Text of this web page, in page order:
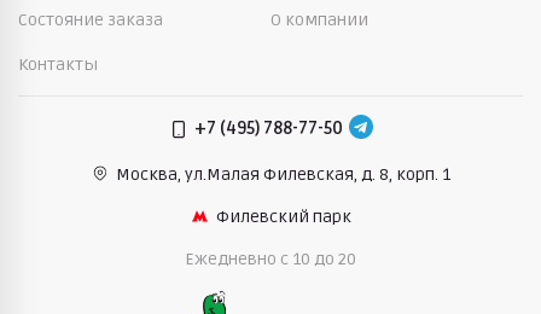
Состояние заказа О компании
Контакты
+7 (495) 788-77-50
Москва, ул.Малая Филевская, д. 8, корп. 1
Филевский парк
Ежедневно c 10 до 20